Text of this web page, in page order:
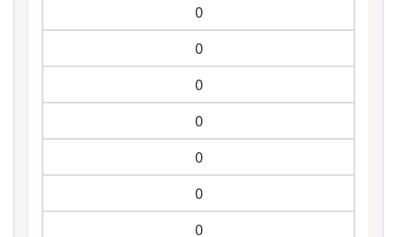
0
0
0
0
0
0
0